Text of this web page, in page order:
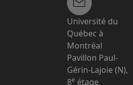
Université du
Québec à
Montréal
Pavillon Paul-
Gérin-Lajoie (N),
8e étage